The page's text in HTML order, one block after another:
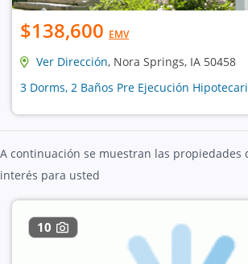
$138,600 EMV
Ver Dirección, Nora Springs, IA 50458
3 Dorms, 2 Baños Pre Ejecución
A continuación se muestran las propiedades
interés para usted
10